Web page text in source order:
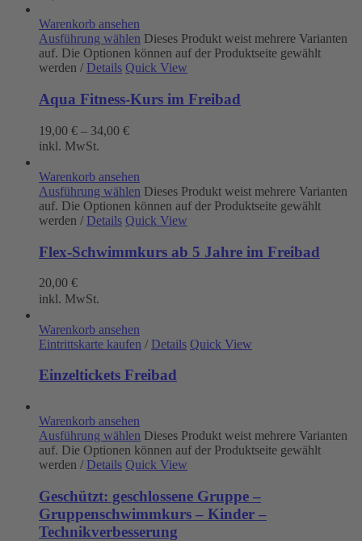
Warenkorb ansehen
Ausführung wählen Dieses Produkt weist mehrere Varianten
auf. Die Optionen können auf der Produktseite gewählt
werden / Details Quick View
Aqua Fitness-Kurs im Freibad
19,00 € – 34,00 €
inkl. MwSt.
Warenkorb ansehen
Ausführung wählen Dieses Produkt weist mehrere Varianten
auf. Die Optionen können auf der Produktseite gewählt
werden / Details Quick View
Flex-Schwimmkurs ab 5 Jahre im Freibad
20,00 €
inkl. MwSt.
Warenkorb ansehen
Eintrittskarte kaufen / Details Quick View
Einzeltickets Freibad
Warenkorb ansehen
Ausführung wählen Dieses Produkt weist mehrere Varianten
auf. Die Optionen können auf der Produktseite gewählt
werden / Details Quick View
Geschützt: geschlossene Gruppe –
Gruppenschwimmkurs – Kinder –
Technikverbesserung